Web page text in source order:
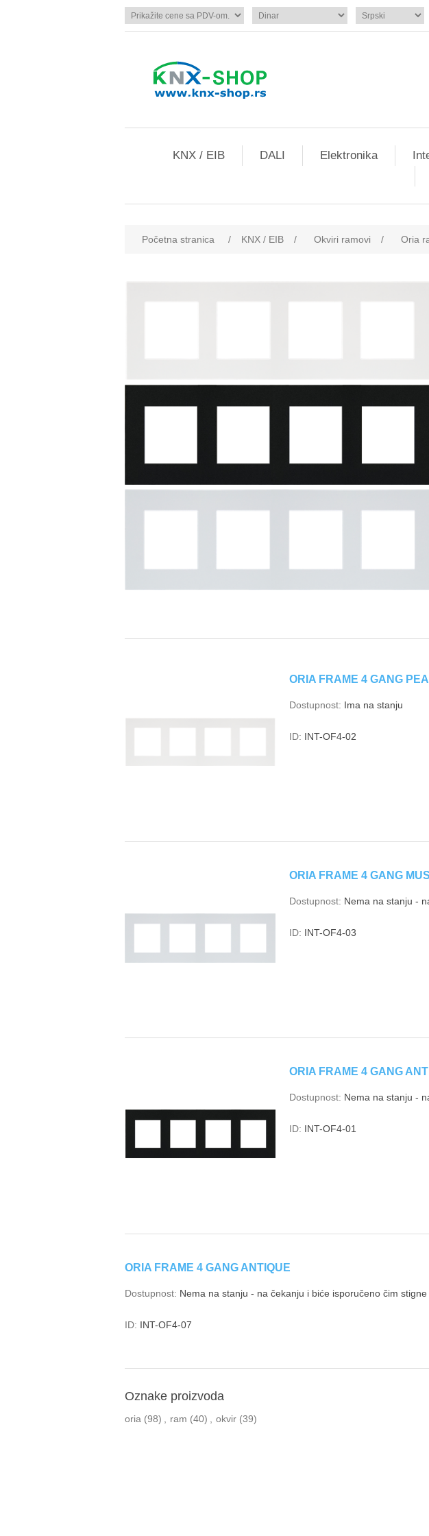
KNX / EIB DALI Elektronika
Početna stranica / KNX / EIB / Okviri ramovi / Oria
ORIA FRAME 4 GANG
Dostupnost: Ima na stanju
ID: INT-OF4-02
ORIA FRAME 4 GANG
Dostupnost: Nema na stanju -
ID: INT-OF4-03
ORIA FRAME 4 GANG
Dostupnost: Nema na stanju -
ID: INT-OF4-01
ORIA FRAME 4 GANG ANTIQUE
Dostupnost: Nema na stanju - na čekanju i biće isporučeno čim stigne
ID: INT-OF4-07
Oznake proizvoda
oria (98) ram (40) okvir (39)